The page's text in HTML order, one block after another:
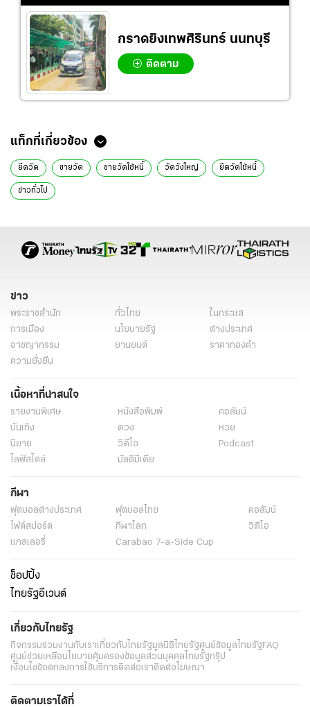
กราดยิงเทพศิรินทร์ นนทบุรี
ติดตาม
แท็กที่เกี่ยวข้อง
ยึดวัด ขายวัด ขายวัดใช้หนี้ วัดวังใหญ่ ยึดวัดใช้หนี้
ข่าวทั่วไป
ข่าว
พระราชสำนัก ทั่วไทย
ในกระแส
การเมือง
นโยบายรัฐ
ต่างประเทศ
อาชญากรรม
ยานยนต์
ราคาทองคำ
ความยั่งยืน
เนื้อหาที่น่าสนใจ
รายงานพิเศษ หนังสือพิมพ์
คอลัมน์
บันเทิง
ดวง
หวย
นิยาย
วิดีโอ
Podcast
ไลฟ์สไตล์
มัลติมีเดีย
กีฬา
ฟุตบอลต่่างประเทศ ฟุตบอลไทย
คอลัมน์
ไฟต์สปอร์ต
กีฬาโลก
วิดีโอ
แกลเลอรี่
Carabao 7-a-Side Cup
ช็อปปิ้ง
ไทยรัฐอีเวนต์
เกี่ยวกับไทยรัฐ
กิจกรรมร่วมงานกับเราเกี่ยวกับไทยรัฐมูลนิธิไทยรัฐศูนย์ข้อมูลไทยรัฐFAQ
ศูนย์ช่วยเหลือนโยบายคุ้มครองข้อมูลส่วนบุคคลไทยรัฐกรุ๊ป
เงื่อนไขข้อตกลงการใช้บริการติดต่อเราติดต่อโฆษณา
ติดตามเราได้ที่